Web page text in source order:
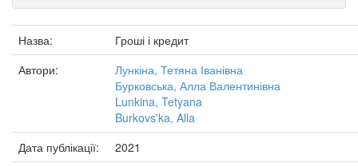
Назва:
Гроші і кредит
Автори:
Лункіна, Тетяна Іванівна
Бурковська, Алла Валентинівна
Lunkina, Tetyana
Burkovs'ka, Alla
Дата публікації:
2021